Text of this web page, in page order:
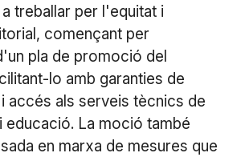
a treballar per l'equitat i
començant per
pla de promoció del
lo amb garanties de
accés als serveis tècnics de
educació. La moció també
en marxa de mesures que